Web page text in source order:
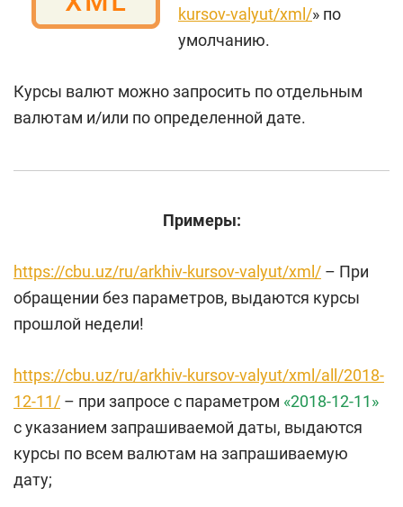
kursov-valyut/xml/» по
умолчанию.
Курсы валют можно запросить по отдельным
валютам и/или по определенной дате.
Примеры:
https://cbu.uz/ru/arkhiv-kursov-valyut/xml/ – При
обращении без параметров, выдаются курсы
прошлой недели!
https://cbu.uz/ru/arkhiv-kursov-valyut/xml/all/2018-
12-11/ – при запросе с параметром «2018-12-11»
с указанием запрашиваемой даты, выдаются
курсы по всем валютам на запрашиваемую
дату;